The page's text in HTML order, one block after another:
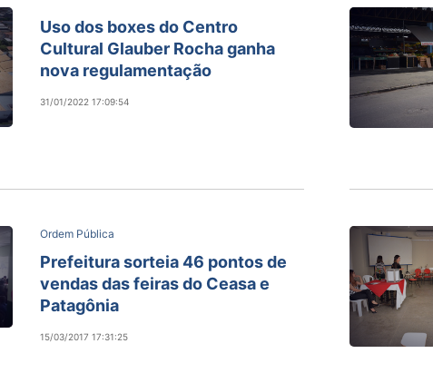
Uso dos boxes do Centro
Cultural Glauber Rocha ganha
nova regulamentação
31/01/2022 17:09:54
Ordem Pública
Prefeitura sorteia 46 pontos de
vendas das feiras do Ceasa e
Patagônia
15/03/2017 17:31:25